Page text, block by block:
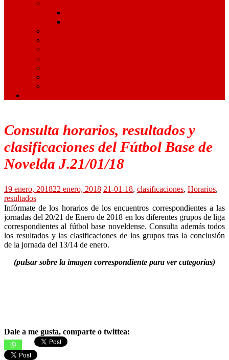
Consulta horarios, resultados y
clasificaciones del Fútbol Base de
Novelda J.21/01/18
19 enero, 201822 enero, 2018 21-01-18, clasificaciones, Horarios,
resultados
Infórmate de los horarios de los encuentros correspondientes a las
jornadas del 20/21 de Enero de 2018 en los diferentes grupos de liga
correspondientes al fútbol base noveldense. Consulta además todos
los resultados y las clasificaciones de los grupos tras la conclusión
de la jornada del 13/14 de enero.
(pulsar sobre la imagen correspondiente para ver categorías)
Dale a me gusta, comparte o twittea: